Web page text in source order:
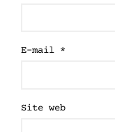
E-mail *
Site web